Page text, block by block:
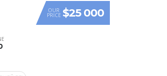
OUR
PRICE $25 000